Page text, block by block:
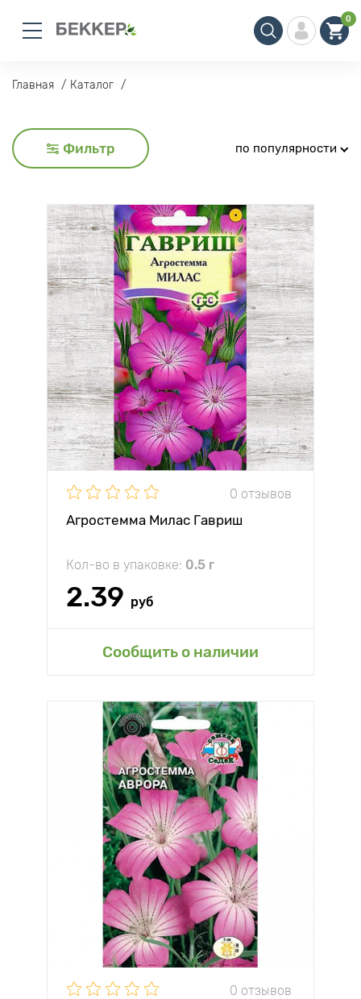
0
Главная Каталог
Фильтр по популярности
0 отзывов
Агростемма Милас Гавриш
Кол-во в упаковке: 0.5 г
2.39 руб
Сообщить о наличии
0 отзывов